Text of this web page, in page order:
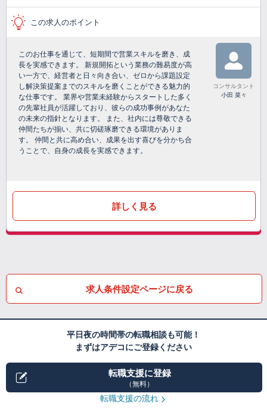
この求人のポイント
このお仕事を通じて、短期間で営業スキルを磨き、成
長を実感できます。 新規開拓という業務の難易度が高
い一方で、経営者と日々向き合い、ゼロから課題設定
し解決策提案までのスキルを磨くことができる魅力的
な仕事です。 業界や営業未経験からスタートした多く
の先輩社員が活躍しており、彼らの成功事例があなた
の未来の指針となります。 また、社内には尊敬できる
仲間たちが揃い、共に切磋琢磨できる環境がありま
す。 仲間と共に高め合い、成果を出す喜びを分かち合
うことで、自身の成長を実感できます。
コンサルタント
小田 菜々
詳しく見る
求人条件設定ページに戻る
平日夜の時間帯の転職相談も可能！
まずはアデコにご登録ください
転職支援に登録
（無料）
転職支援の流れ